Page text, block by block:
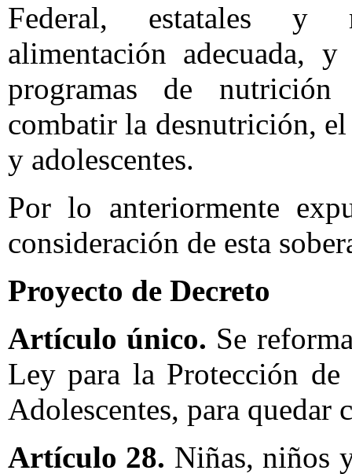
Federal, estatales y
alimentación adecuada,
programas de
combatir la desnutrición,
y adolescentes.
Por lo anteriormente
consideración de esta
Proyecto de Decreto
Artículo único. Se
Ley para la Protección
Adolescentes, para quedar
Artículo 28. Niñas, niños